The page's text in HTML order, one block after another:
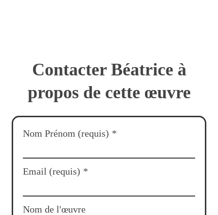
Contacter Béatrice à
propos de cette œuvre
Nom Prénom (requis) *
Email (requis) *
Nom de l'œuvre